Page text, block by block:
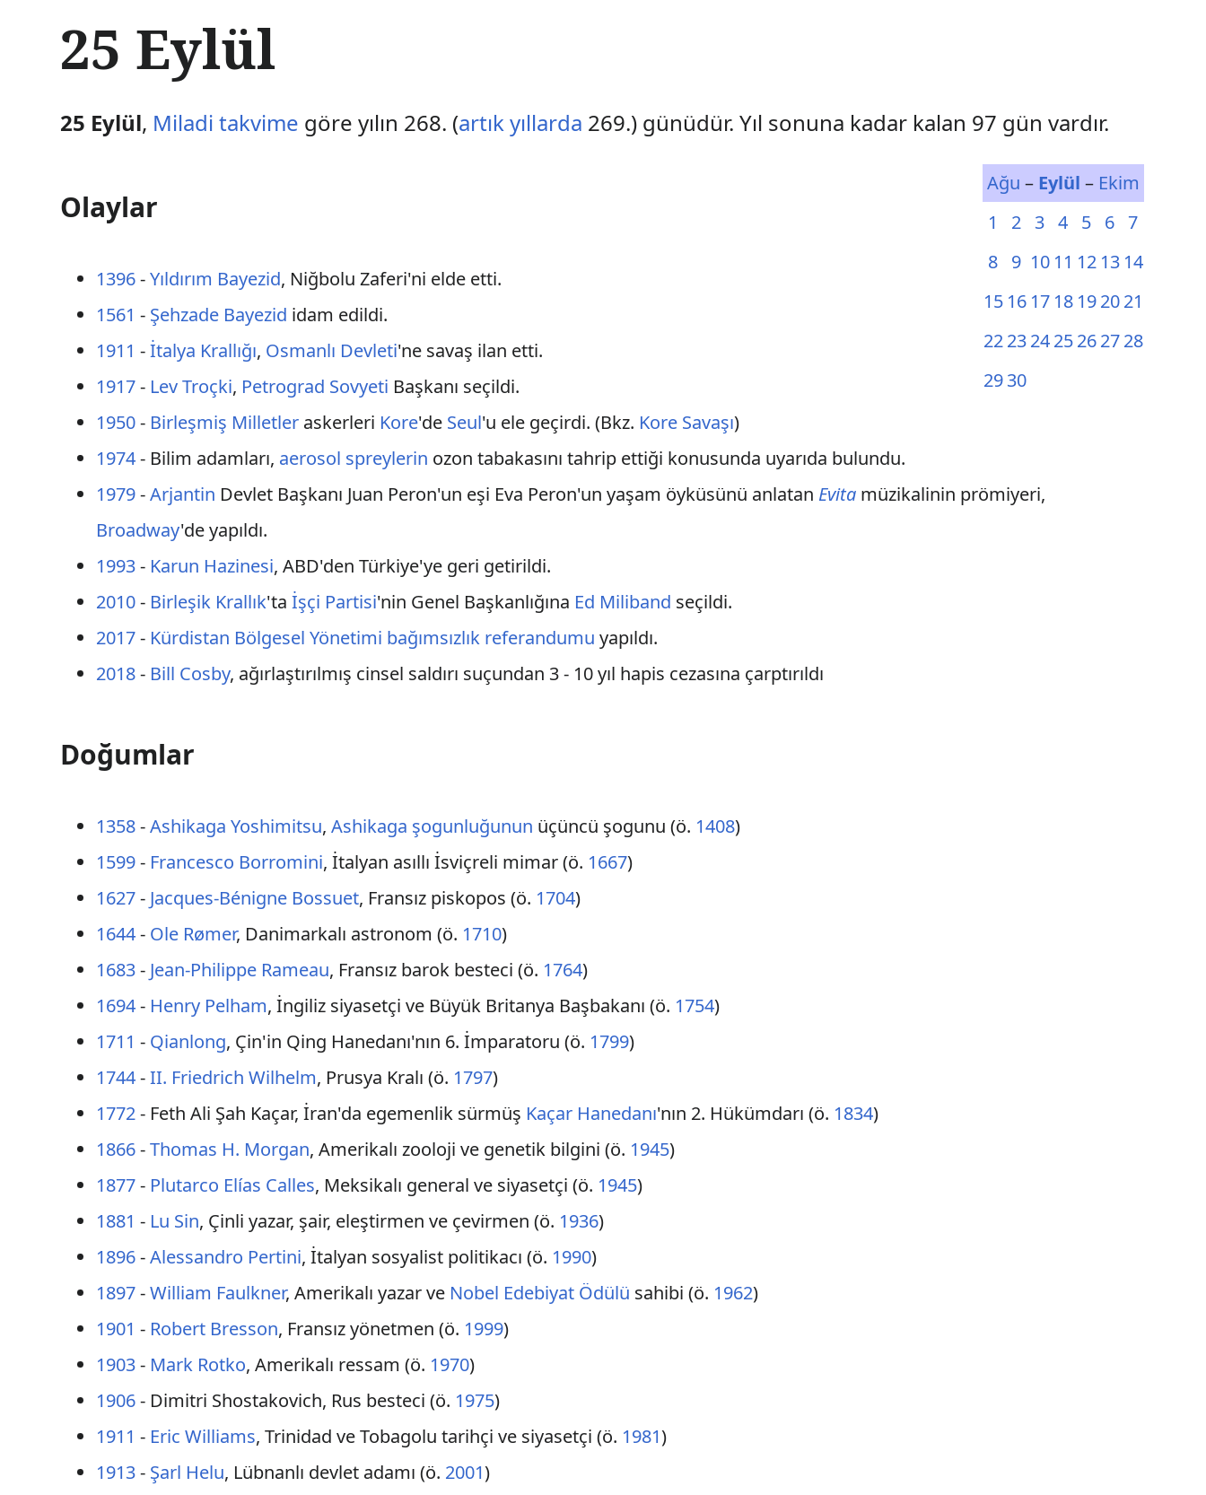
ç
e
r
e
a
25 Eylül
25 Eylül, Miladi takvime göre yılın 268. (artık yıllarda 269.) günüdür. Yıl sonuna kadar kalan 97 gün vardır.
Ağu – Eylül – Ekim
1
2 3 4 5 6 7
8 9 10 11 12 13 14
15 16 17 18 192021
22232425262728
2930
Olaylar
1396-Yıldırım Bayezid, Niğbolu Zaferi'ni elde etti.
1561 - Şehzade Bayezid idam edildi.
1911 -İtalya Krallığı, Osmanlı Devleti'ne savaş ilan etti.
1917- Lev Troçki, Petrograd Sovyeti Başkanı seçildi.
1950- Birleşmiş Milletler askerleri Kore'de Seul'u ele geçirdi. (Bkz. Kore Savaşı)
1974- Bilim adamları, aerosol spreylerin ozon tabakasını tahrip ettiği konusunda uyarıda bulundu.
1979-Arjantin Devlet Başkanı Juan Peron'un eşi Eva Peron'un yaşam öyküsünü anlatan Evita müzikalinin prömiyeri,
Broadway'de yapıldı.
1993- Karun Hazinesi, ABD'den Türkiye'ye geri getirildi.
2010- Birleşik Krallık'taİşçi Partisi'nin Genel Başkanlığına Ed Miliband seçildi.
2017- Kürdistan Bölgesel Yönetimi bağımsızlık referandumu yapıldı.
2018- Bill Cosby, ağırlaştırılmış cinsel saldırı suçundan 3 - 10 yıl hapis cezasına çarptırıldı
Doğumlar
1358-Ashikaga Yoshimitsu,Ashikaga şogunluğunun üçüncü şogunu (ö. 1408)
1599- Francesco Borromini, İtalyan asıllı İsviçreli mimar (ö. 1667)
1627- Jacques-Bénigne Bossuet, Fransız piskopos (ö. 1704)
1644- Ole Rømer, Danimarkalı astronom (ö. 1710)
1683- Jean-Philippe Rameau, Fransız barok besteci (ö. 1764)
1694- Henry Pelham, İngiliz siyasetçi ve Büyük Britanya Başbakanı (ö. 1754)
1711 - Qianlong, Çin'in Qing Hanedanı'nın 6. İmparatoru (ö. 1799)
1744-II. Friedrich Wilhelm, Prusya Kralı (ö. 1797)
1772- Feth Ali Şah Kaçar, İran'da egemenlik sürmüş Kaçar Hanedanı'nın 2. Hükümdarı (ö. 1834)
1866-Thomas H. Morgan, Amerikalı zooloji ve genetik bilgini (ö. 1945)
1877- Plutarco Elías Calles, Meksikalı general ve siyasetçi (ö. 1945)
1881 - Lu Sin, Çinli yazar, şair, eleştirmen ve çevirmen (ö. 1936)
1896-Alessandro Pertini, İtalyan sosyalist politikacı (ö. 1990)
1897-William Faulkner, Amerikalı yazar ve Nobel Edebiyat Ödülü sahibi (ö. 1962)
1901 - Robert Bresson, Fransız yönetmen (ö. 1999)
1903- Mark Rotko, Amerikalı ressam (ö. 1970)
1906- Dimitri Shostakovich, Rus besteci (ö. 1975)
1911 - Eric Williams, Trinidad ve Tobagolu tarihçi ve siyasetçi (ö. 1981)
1913- Şarl Helu, Lübnanlı devlet adamı (ö. 2001)